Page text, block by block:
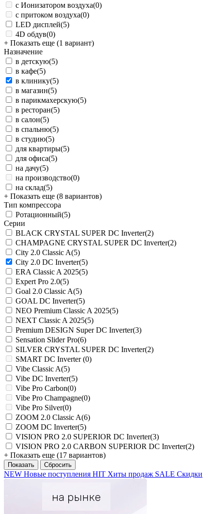
с Ионизатором воздуха(0)
с притоком воздуха(0)
LED дисплей(5)
4D обдув(0)
+ Показать еще (1 вариант)
Назначение
в детскую(5)
в кафе(5)
в клинику(5)
в магазин(5)
в парикмахерскую(5)
в ресторан(5)
в салон(5)
в спальню(5)
в студию(5)
для квартиры(5)
для офиса(5)
на дачу(5)
на производство(0)
на склад(5)
+ Показать еще (8 вариантов)
Тип компрессора
Ротационный(5)
Серии
BLACK CRYSTAL SUPER DC Inverter(2)
CHAMPAGNE CRYSTAL SUPER DC Inverter(2)
City 2.0 Classic A(5)
City 2.0 DC Inverter(5)
ERA Classic A 2025(5)
Expert Pro 2.0(5)
Goal 2.0 Classic A(5)
GOAL DC Inverter(5)
NEO Premium Classic A 2025(5)
NEXT Classic A 2025(5)
Premium DESIGN Super DC Inverter(3)
Sensation Slider Pro(6)
SILVER CRYSTAL SUPER DC Inverter(2)
SMART DC Inverter(0)
Vibe Classic A(5)
Vibe DC Inverter(5)
Vibe Pro Carbon(0)
Vibe Pro Champagne(0)
Vibe Pro Silver(0)
ZOOM 2.0 Classic A(6)
ZOOM DC Inverter(5)
VISION PRO 2.0 SUPERIOR DC Inverter(3)
VISION PRO 2.0 CARBON SUPERIOR DC Inverter(2)
+ Показать еще (17 вариантов)
NEW Новые поступления HIT Хиты продаж SALE Скидки